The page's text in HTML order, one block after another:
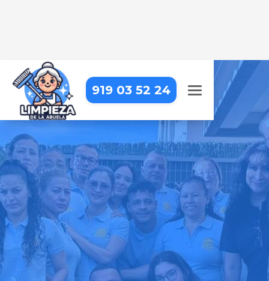
919 03 52 24
LIMPIEZA DE HOTELES EN
LEGANÉS
Limpieza profesional para
garantizar una experiencia
impecable a tus huéspedes
Pide tu presupuesto gratis